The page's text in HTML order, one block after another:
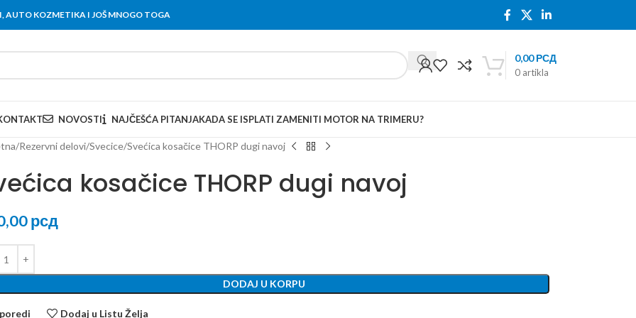
AUTO KOZMETIKA I JOŠ MNOGO TOGA
0 artikla
0,00РСД
NOVOSTI NAJČEŠĆA PITANJAKADA SE ISPLATI ZAMENITI MOTOR NA TRIMERU?
Rezervni delovi Svecice Svećica kosačice THORP dugi navoj
kosačice THORP dugi navoj
рсд
DODAJ U KORPU
Dodaj u Listu Želja